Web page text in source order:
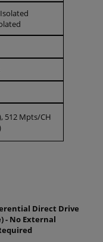
512 Mpts/CH
Direct Drive
- No External